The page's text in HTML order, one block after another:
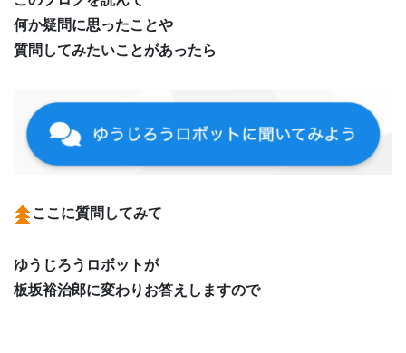
何か疑問に思ったことや
質問してみたいことがあったら
ここに質問してみて
ゆうじろうロボットが
板坂裕治郎に変わりお答えしますので